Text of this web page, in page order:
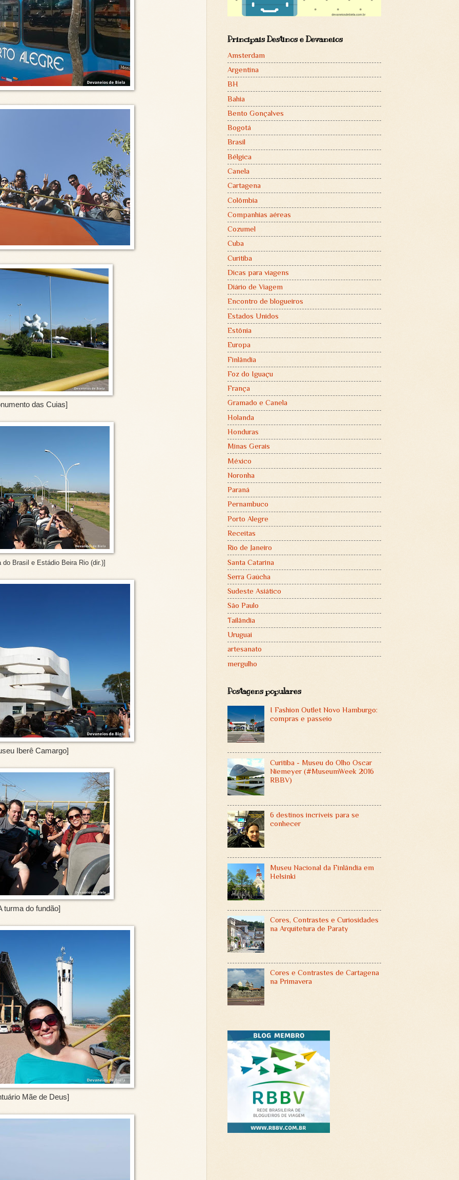
das Cuias]
do Brasil e Estádio Beira Rio (dir.)]
Iberê Camargo]
turma do fundão]
Mãe de Deus]
Principais Destinos e Devaneios
Amsterdam
Argentina
BH
Bahia
Bento Gonçalves
Bogotá
Brasil
Bélgica
Canela
Cartagena
Colômbia
Companhias aéreas
Cozumel
Cuba
Curitiba
Dicas para viagens
Diário de Viagem
Encontro de blogueiros
Estados Unidos
Estônia
Europa
Finlândia
Foz do Iguaçu
França
Gramado e Canela
Holanda
Honduras
Minas Gerais
México
Noronha
Paraná
Pernambuco
Porto Alegre
Receitas
Rio de Janeiro
Santa Catarina
Serra Gaúcha
Sudeste Asiático
São Paulo
Tailândia
Uruguai
artesanato
mergulho
Postagens populares
I Fashion Outlet Novo Hamburgo:
compras e passeio
Curitiba - Museu do Olho Oscar
Niemeyer (#MuseumWeek 2016
RBBV)
6 destinos incríveis para se
conhecer
Museu Nacional da Finlândia em
Helsinki
Cores, Contrastes e Curiosidades
na Arquitetura de Paraty
Cores e Contrastes de Cartagena
na Primavera